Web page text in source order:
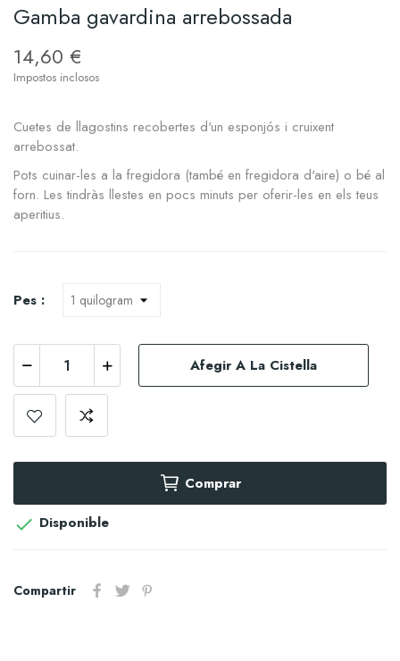
Gamba gavardina arrebossada
14,60 €
Impostos inclosos
Cuetes de llagostins recobertes d'un esponjós i cruixent
arrebossat.
Pots cuinar-les a la fregidora (també en fregidora d'aire) o bé al
forn. Les tindràs llestes en pocs minuts per oferir-les en els teus
aperitius.
Pes :
Afegir A La Cistella
Comprar
 Disponible
Compartir